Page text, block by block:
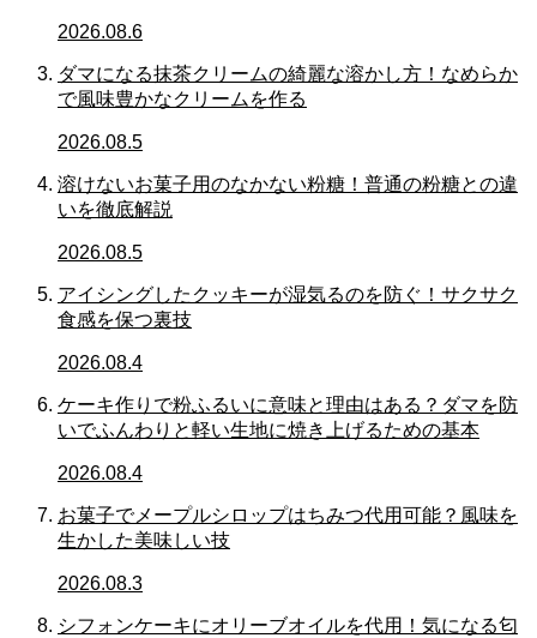
2026.08.6
ダマになる抹茶クリームの綺麗な溶かし方！なめらか
で風味豊かなクリームを作る
2026.08.5
溶けないお菓子用のなかない粉糖！普通の粉糖との違
いを徹底解説
2026.08.5
アイシングしたクッキーが湿気るのを防ぐ！サクサク
食感を保つ裏技
2026.08.4
ケーキ作りで粉ふるいに意味と理由はある？ダマを防
いでふんわりと軽い生地に焼き上げるための基本
2026.08.4
お菓子でメープルシロップはちみつ代用可能？風味を
生かした美味しい技
2026.08.3
シフォンケーキにオリーブオイルを代用！気になる匂